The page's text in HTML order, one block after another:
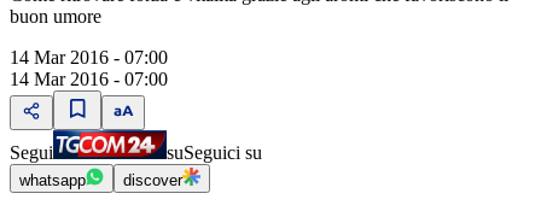
buon umore
14 Mar 2016 - 07:00
14 Mar 2016 - 07:00
Segui suSeguici su
whatsapp discover